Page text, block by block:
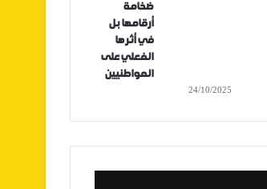
ضخامة
أرقامها بل
في أثرها
الفعلي على
المواطنيين
24/10/2025